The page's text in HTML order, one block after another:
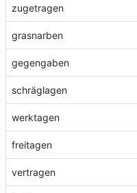
zugetragen
grasnarben
gegengaben
schräglagen
werktagen
freitagen
vertragen